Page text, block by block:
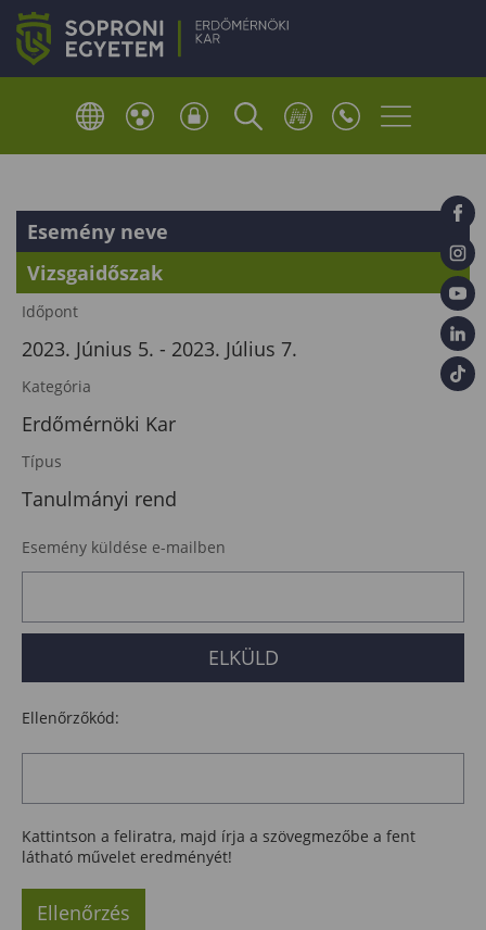
Esemény neve
Vizsgaidőszak
Időpont
2023. Június 5. - 2023. Július 7.
Kategória
Erdőmérnöki Kar
Típus
Tanulmányi rend
Esemény küldése e-mailben
Ellenőrzőkód:
Kattintson a feliratra, majd írja a szövegmezőbe a fent
látható művelet eredményét!
Ellenőrzés